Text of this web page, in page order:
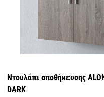
Ντουλάπι αποθήκευσης
DARK